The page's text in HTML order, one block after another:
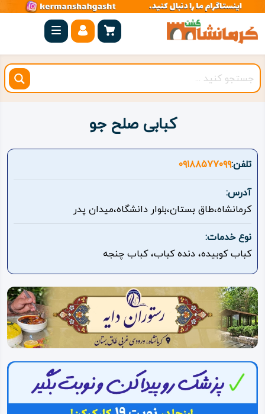
صفحه
اصلی
کرمانشاه
شهرستان
بیستون
روستاهای
هدف
اقامتگاه
ویژه
ویدئو
درباره
ما
کبابی صلح جو
تلفن:۰۹۱۸۸۵۷۷۰۹۹
آدرس:
کرمانشاه،طاق بستان،بلوار دانشگاه،میدان پدر
نوع خدمات:
کباب کوبیده، دنده کباب، کباب چنجه